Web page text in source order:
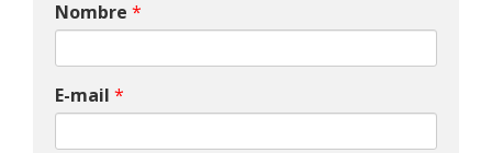
Nombre *
E-mail *